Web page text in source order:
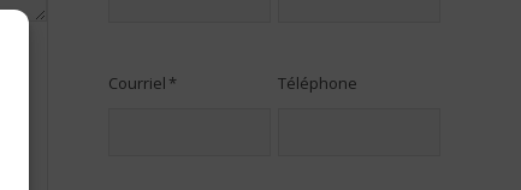
Courriel * Téléphone